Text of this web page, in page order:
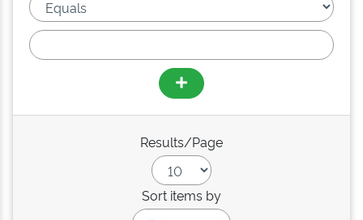
Results/Page
Sort items by